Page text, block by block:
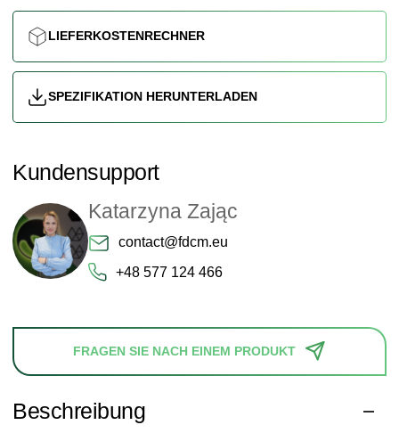
Beschreibung
LIEFERKOSTENRECHNER
SPEZIFIKATION HERUNTERLADEN
Kundensupport
Katarzyna Zając
contact@fdcm.eu
+48 577 124 466
FRAGEN SIE NACH EINEM PRODUKT